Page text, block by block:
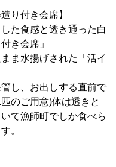
り付き会席】
た食感と透き通った白
き会席」
ま水揚げされた「活イ
し、お出しする直前で
のご用意)体は透きと
て漁師町でしか食べら
。